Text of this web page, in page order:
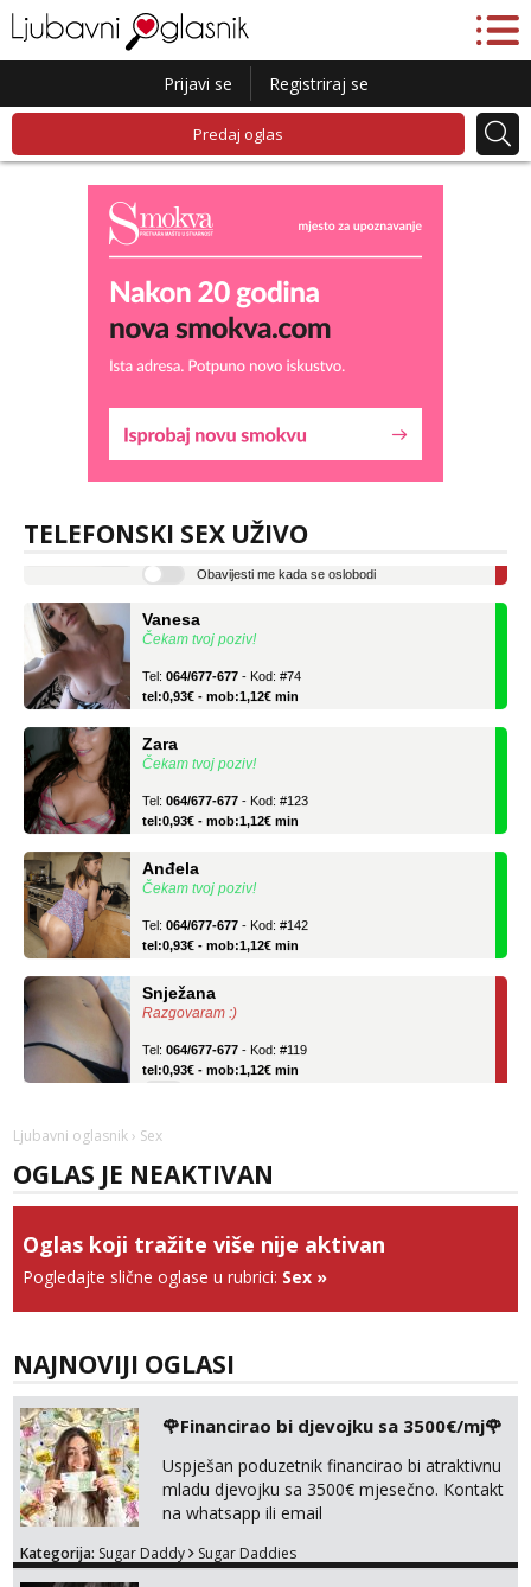
Prijavi se Registriraj se
Predaj oglas
TELEFONSKI SEX UŽIVO
Snježana
Razgovaram :)
tel:0,93€ - mob:1,12€ min
Čekam tvoj poziv!
tel:0,93€ - mob:1,12€ min
Čekam tvoj poziv!
tel:0,93€ - mob:1,12€ min
Čekam tvoj poziv!
tel:0,93€ - mob:1,12€ min
Razgovaram :)
tel:0,93€ - mob:1,12€ min
Obavijesti me kada se oslobodi
Čekam tvoj poziv!
Tel:064/677-677- Kod: #74
Zara
Anđela
Tel:064/677-677- Kod: #142
Ljubavni oglasnik › Sex
OGLAS JE NEAKTIVAN
Oglas koji tražite više nije aktivan
Pogledajte slične oglase u rubrici: Sex »
NAJNOVIJI OGLASI
🌹Financirao bi djevojku sa 3500€/mj🌹
Uspješan poduzetnik financirao bi atraktivnu
mladu djevojku sa 3500€ mjesečno. Kontakt
na whatsapp ili email
Kategorija: Sugar Daddy Sugar Daddies